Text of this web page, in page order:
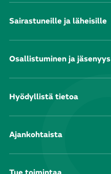
Sairastuneille ja läheisille
Osallistuminen ja jäsenyys
Hyödyllistä tietoa
Ajankohtaista